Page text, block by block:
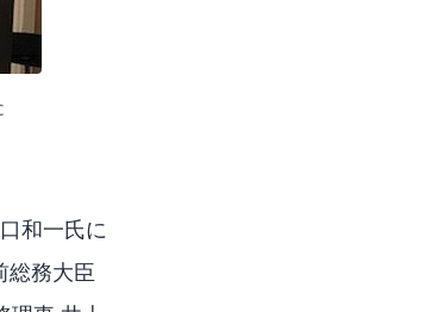
和一氏に
総務大臣